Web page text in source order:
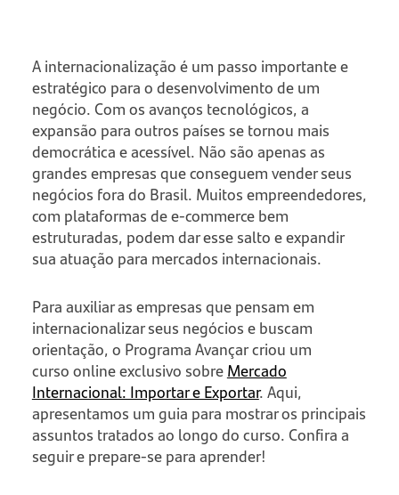
A internacionalização é um passo importante e
estratégico para o desenvolvimento de um
negócio. Com os avanços tecnológicos, a
expansão para outros países se tornou mais
democrática e acessível. Não são apenas as
grandes empresas que conseguem vender seus
negócios fora do Brasil. Muitos empreendedores,
com plataformas de e-commerce bem
estruturadas, podem dar esse salto e expandir
sua atuação para mercados internacionais.
Para auxiliar as empresas que pensam em
internacionalizar seus negócios e buscam
orientação, o Programa Avançarcriou um
curso online exclusivo sobreMercado
Internacional: Importar e Exportar. Aqui,
apresentamos um guia para mostrar os principais
assuntos tratados ao longo do curso. Confira a
seguir e prepare-se para aprender!